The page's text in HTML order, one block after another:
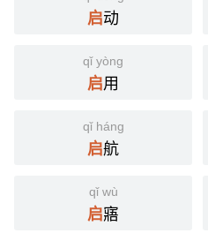
启动
qǐ yòng
启用
qǐ háng
启航
qǐ wù
启寤